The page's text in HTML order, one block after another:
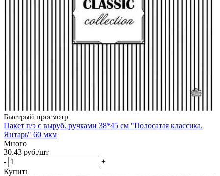
Быстрый просмотр
Пакет п/э с выруб. ручками 38*45 см "Полосатая классика.
Янтарь" 60 мкм
Много
30.43 руб./шт
-
+
Купить